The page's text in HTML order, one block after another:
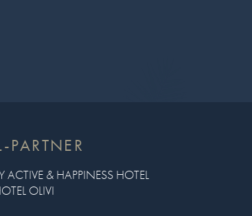
PARTNER
ACTIVE & HAPPINESS HOTEL
OLIVI